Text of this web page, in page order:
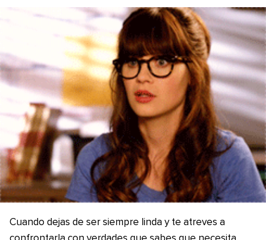
Cuando dejas de ser siempre linda y te atreves a